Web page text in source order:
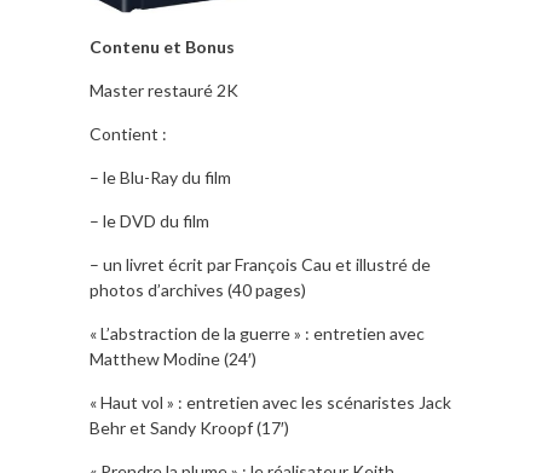
Contenu et Bonus
Master restauré 2K
Contient :
– le Blu-Ray du film
– le DVD du film
– un livret écrit par François Cau et illustré de
photos d’archives (40 pages)
« L’abstraction de la guerre » : entretien avec
Matthew Modine (24′)
« Haut vol » : entretien avec les scénaristes Jack
Behr et Sandy Kroopf (17′)